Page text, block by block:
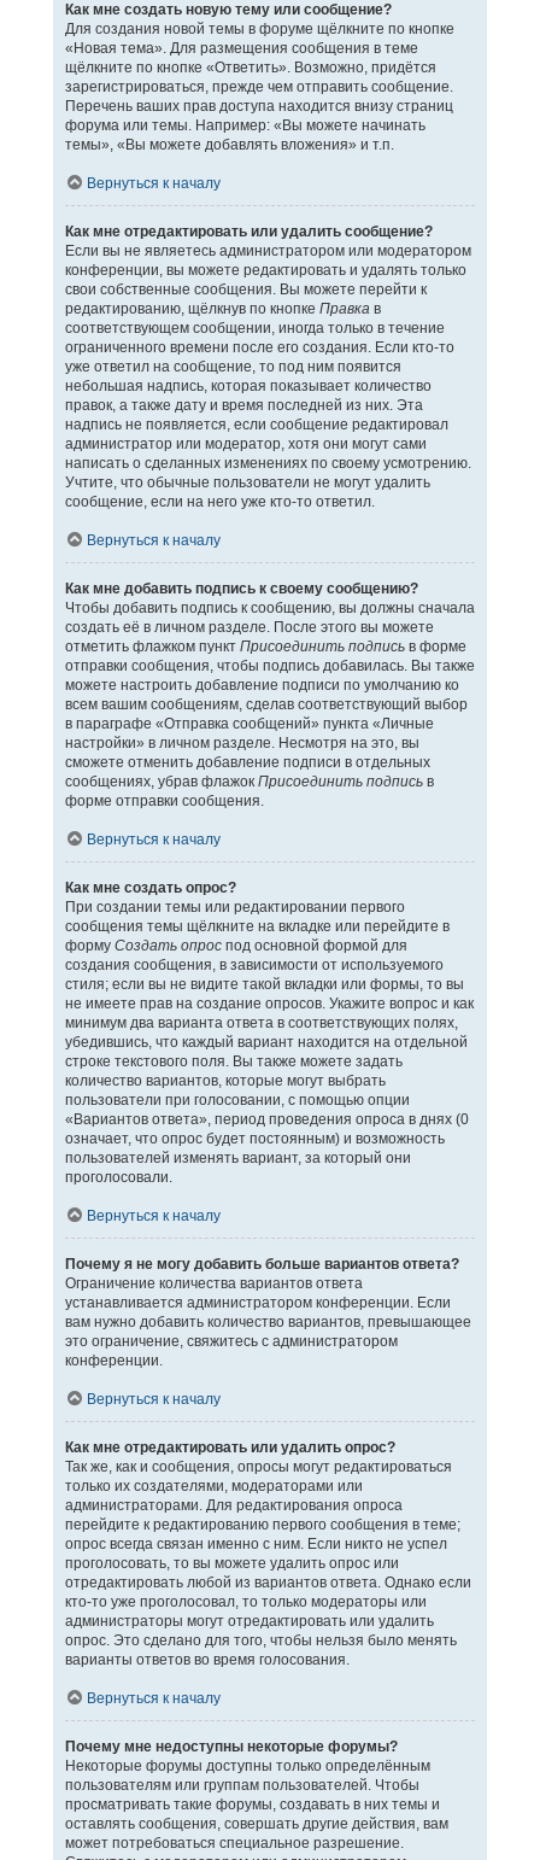
Как мне создать новую тему или сообщение?
Для создания новой темы в форуме щёлкните по кнопке
«Новая тема». Для размещения сообщения в теме
щёлкните по кнопке «Ответить». Возможно, придётся
зарегистрироваться, прежде чем отправить сообщение.
Перечень ваших прав доступа находится внизу страниц
форума или темы. Например: «Вы можете начинать
темы», «Вы можете добавлять вложения» и т.п.
Вернуться к началу
Как мне отредактировать или удалить сообщение?
Если вы не являетесь администратором или модератором
конференции, вы можете редактировать и удалять только
свои собственные сообщения. Вы можете перейти к
редактированию, щёлкнув по кнопке Правкав
соответствующем сообщении, иногда только в течение
ограниченного времени после его создания. Если кто-то
уже ответил на сообщение, то под ним появится
небольшая надпись, которая показывает количество
правок, а также дату и время последней из них. Эта
надпись не появляется, если сообщение редактировал
администратор или модератор, хотя они могут сами
написать о сделанных изменениях по своему усмотрению.
Учтите, что обычные пользователи не могут удалить
сообщение, если на него уже кто-то ответил.
Вернуться к началу
Как мне добавить подпись к своему сообщению?
Чтобы добавить подпись к сообщению, вы должны сначала
создать её в личном разделе. После этого вы можете
отметить флажком пункт Присоединить подписьв форме
отправки сообщения, чтобы подпись добавилась. Вы также
можете настроить добавление подписи по умолчанию ко
всем вашим сообщениям, сделав соответствующий выбор
в параграфе «Отправка сообщений» пункта «Личные
настройки» в личном разделе. Несмотря на это, вы
сможете отменить добавление подписи в отдельных
сообщениях, убрав флажок Присоединить подписьв
форме отправки сообщения.
Вернуться к началу
Как мне создать опрос?
При создании темы или редактировании первого
сообщения темы щёлкните на вкладке или перейдите в
форму Создать опроспод основной формой для
создания сообщения, в зависимости от используемого
стиля; если вы не видите такой вкладки или формы, то вы
не имеете прав на создание опросов. Укажите вопрос и как
минимум два варианта ответа в соответствующих полях,
убедившись, что каждый вариант находится на отдельной
строке текстового поля. Вы также можете задать
количество вариантов, которые могут выбрать
пользователи при голосовании, с помощью опции
«Вариантов ответа», период проведения опроса в днях (0
означает, что опрос будет постоянным) и возможность
пользователей изменять вариант, за который они
проголосовали.
Вернуться к началу
Почему я не могу добавить больше вариантов ответа?
Ограничение количества вариантов ответа
устанавливается администратором конференции. Если
вам нужно добавить количество вариантов, превышающее
это ограничение, свяжитесь с администратором
конференции.
Вернуться к началу
Как мне отредактировать или удалить опрос?
Так же, как и сообщения, опросы могут редактироваться
только их создателями, модераторами или
администраторами. Для редактирования опроса
перейдите к редактированию первого сообщения в теме;
опрос всегда связан именно с ним. Если никто не успел
проголосовать, то вы можете удалить опрос или
отредактировать любой из вариантов ответа. Однако если
кто-то уже проголосовал, то только модераторы или
администраторы могут отредактировать или удалить
опрос. Это сделано для того, чтобы нельзя было менять
варианты ответов во время голосования.
Вернуться к началу
Почему мне недоступны некоторые форумы?
Некоторые форумы доступны только определённым
пользователям или группам пользователей. Чтобы
просматривать такие форумы, создавать в них темы и
оставлять сообщения, совершать другие действия, вам
может потребоваться специальное разрешение.